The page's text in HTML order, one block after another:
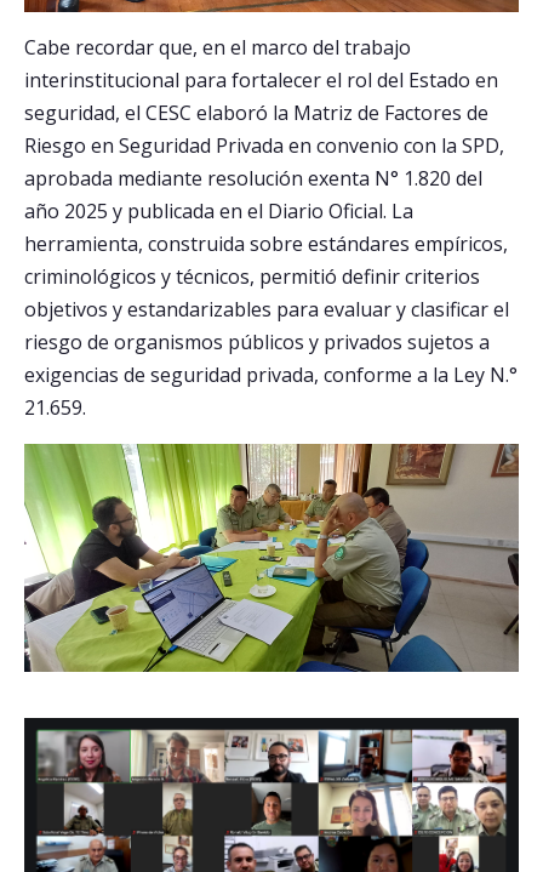
Cabe recordar que, en el marco del trabajo
interinstitucional para fortalecer el rol del Estado en
seguridad, el CESC elaboró la Matriz de Factores de
Riesgo en Seguridad Privada en convenio con la SPD,
aprobada mediante resolución exenta N° 1.820 del
año 2025 y publicada en el Diario Oficial. La
herramienta, construida sobre estándares empíricos,
criminológicos y técnicos, permitió definir criterios
objetivos y estandarizables para evaluar y clasificar el
riesgo de organismos públicos y privados sujetos a
exigencias de seguridad privada, conforme a la Ley N.°
21.659.